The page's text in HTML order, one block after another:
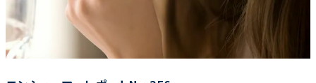
調査の種類で選ぶ